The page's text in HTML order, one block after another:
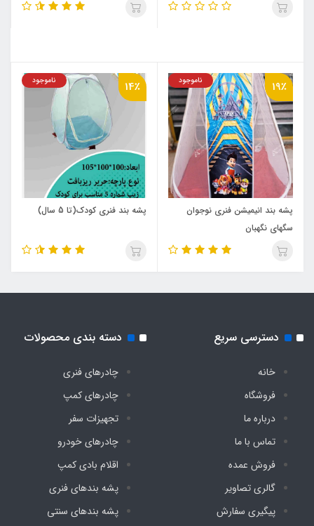
19٪ ناموجود
پشه‌ بند انیمیشن فنری نوجوان
سگهای نگهبان
14٪ ناموجود
پشه‌ بند فنری کودک(تا 5 سال)
دسترسی سریع
خانه
فروشگاه
درباره ما
تماس با ما
فروش عمده
گالری تصاویر
پیگیری سفارش
دسته بندی محصولات
چادرهای فنری
چادرهای کمپ
تجهیزات سفر
چادرهای خودرو
اقلام بادی کمپ
پشه‌ بندهای فنری
پشه‌ بندهای سنتی